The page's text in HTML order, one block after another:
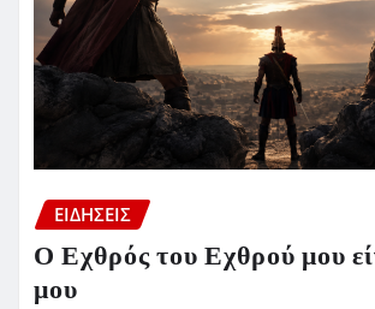
ΕΙΔΗΣΕΙΣ
Ο Εχθρός του Εχθρού μου
μου